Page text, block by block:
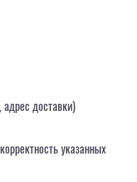
доставки)
указанных